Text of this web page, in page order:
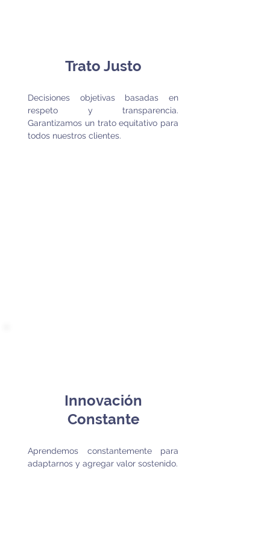
Trato Justo
Decisiones objetivas basadas en
respeto y transparencia.
Garantizamos un trato equitativo para
todos nuestros clientes.
Innovación
Constante
Aprendemos constantemente para
adaptarnos y agregar valor sostenido.